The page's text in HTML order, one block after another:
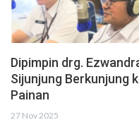
Dipimpin drg.
Sijunjung Berkunjung
Painan
27 Nov 2025